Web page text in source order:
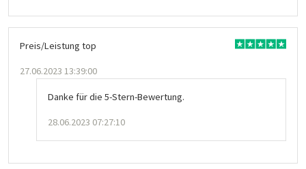
Preis/Leistung top
27.06.2023 13:39:00
Danke für die 5-Stern-Bewertung.
28.06.2023 07:27:10